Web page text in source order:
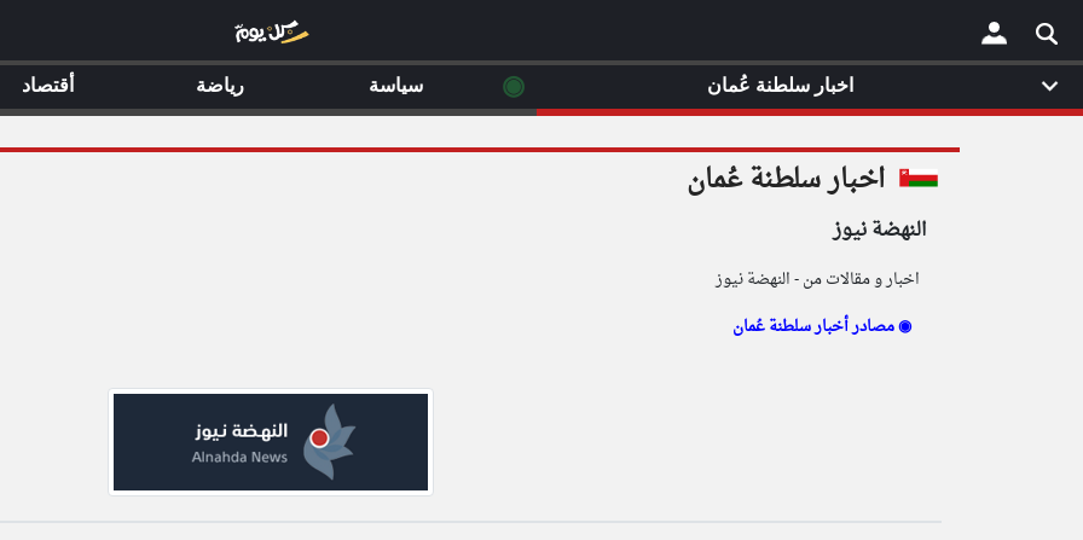
× اخبار سلطنة عُمان
النهضة نيوز
اخبار و مقالات من - النهضة نيوز
مصادر أخبار سلطنة عُمان ◉
اخبار سلطنة عُمان ◉ سياسة رياضة أقتصاد